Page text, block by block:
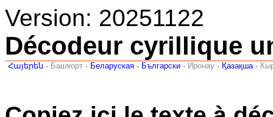
Version: 20251122
Décodeur cyrillique
Հայերեն · Башҡорт · Беларуская · Български · Иронау · Қазақша·